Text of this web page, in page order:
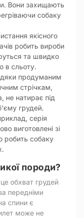
Вони захищають
собаку
якісного
робить вироби
та швидко
в сльоту.
продуманим
стрічкам,
не натирає під
грудей.
серія
виготовлені зі
робить собаку
породи?
обхват грудей
передніми
спини є
може не